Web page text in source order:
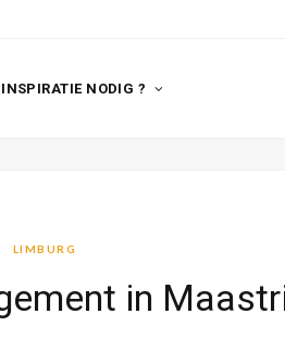
INSPIRATIE NODIG ?
LIMBURG
in